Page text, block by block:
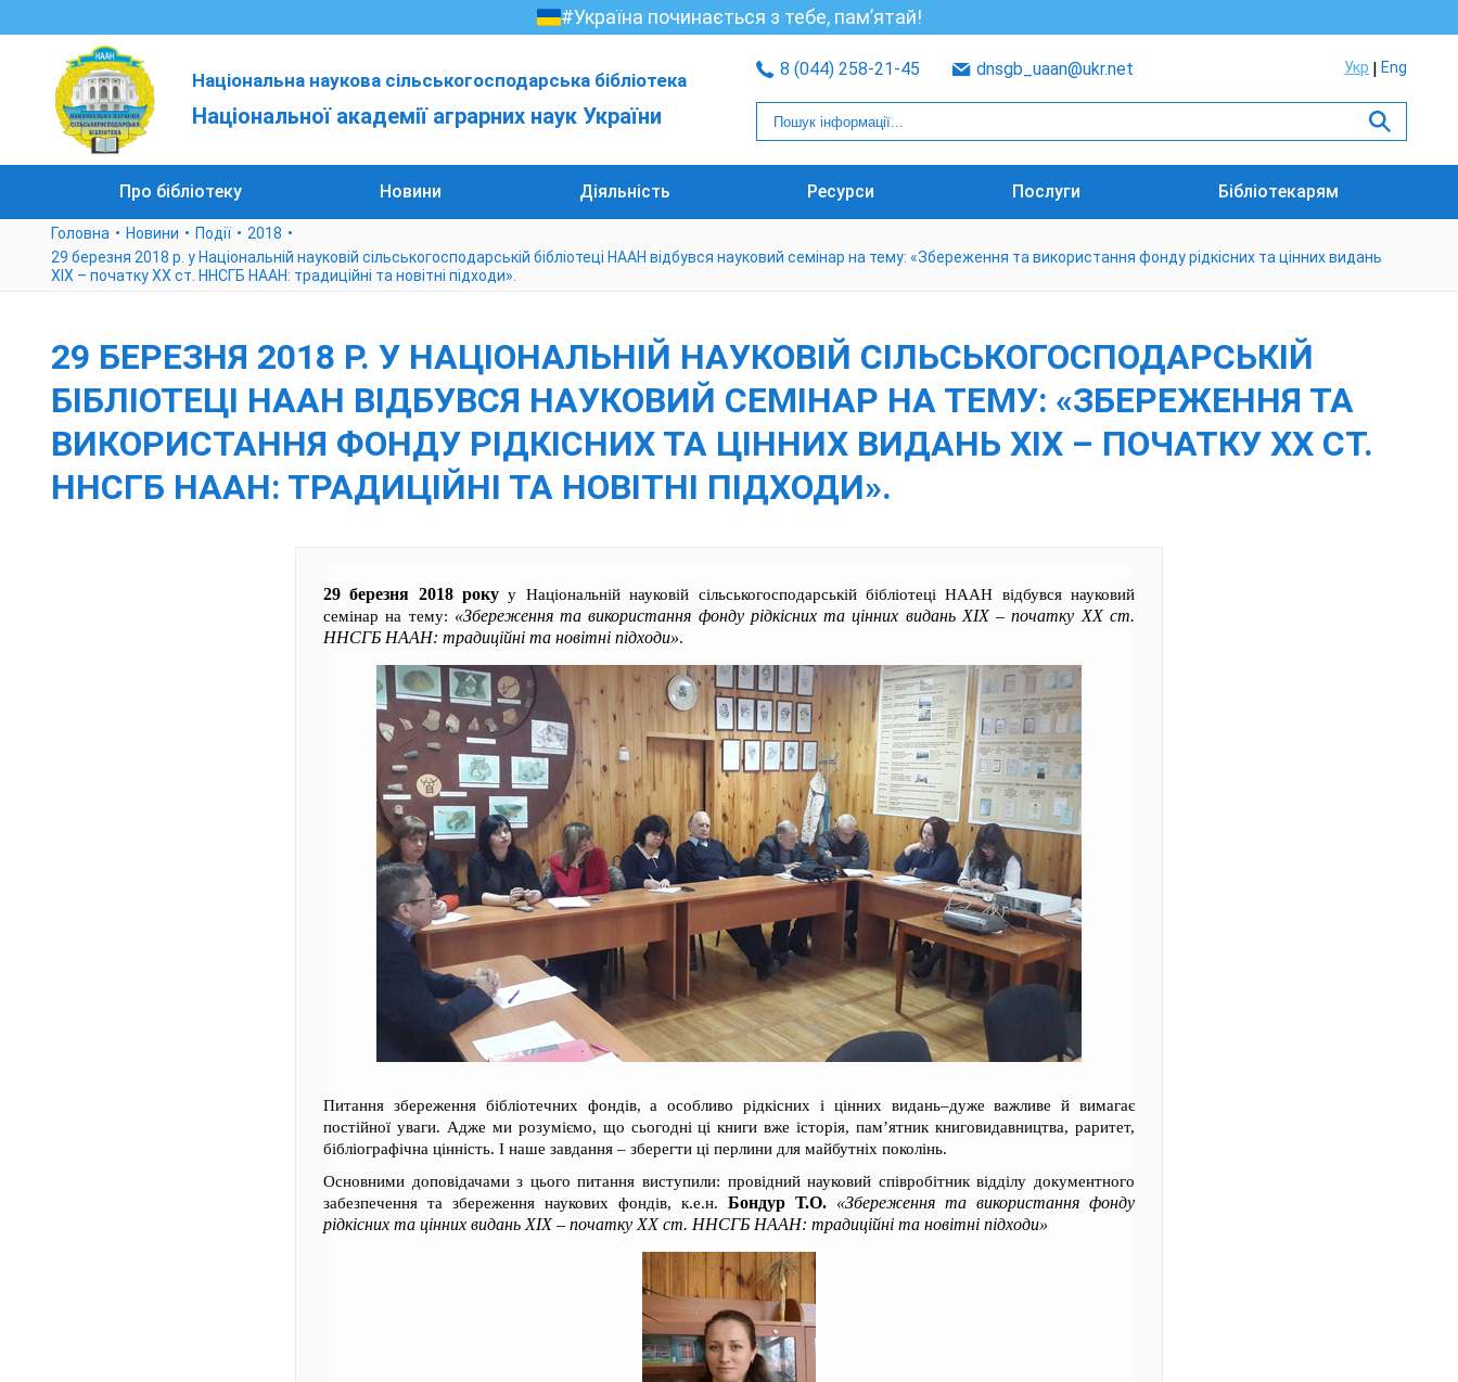
#Україна починається з тебе, пам’ятай!
Національна наукова сільськогосподарська бібліотека
Національної академії аграрних наук України
8 (044) 258-21-45 dnsgb_uaan@ukr.net Укр Eng
Про бібліотеку Новини Діяльність Ресурси Послуги Бібліотекарям
Головна Новини Події
2018
29 березня 2018 р. у Національній науковій сільськогосподарській бібліотеці НААН відбувся науковий семінар на тему: «Збереження та використання фонду рідкісних та цінних видань
ХІХ – початку ХХ ст. ННСГБ НААН: традиційні та новітні підходи».
29 БЕРЕЗНЯ 2018 Р. У НАЦІОНАЛЬНІЙ НАУКОВІЙ СІЛЬСЬКОГОСПОДАРСЬКІЙ
БІБЛІОТЕЦІ НААН ВІДБУВСЯ НАУКОВИЙ СЕМІНАР НА ТЕМУ: «ЗБЕРЕЖЕННЯ ТА
ВИКОРИСТАННЯ ФОНДУ РІДКІСНИХ ТА ЦІННИХ ВИДАНЬ ХІХ – ПОЧАТКУ ХХ СТ.
ННСГБ НААН: ТРАДИЦІЙНІ ТА НОВІТНІ ПІДХОДИ».
29 березня 2018 року у Національній науковій сільськогосподарській бібліотеці НААН відбувся науковий
семінар на тему: «Збереження та використання фонду рідкісних та цінних видань ХІХ – початку ХХ ст.
ННСГБ НААН: традиційні та новітні підходи».
Питання збереження бібліотечних фондів, а особливо рідкісних і цінних видань–дуже важливе й вимагає
постійної уваги. Адже ми розуміємо, що сьогодні ці книги вже історія, пам’ятник книговидавництва, раритет,
бібліографічна цінність. І наше завдання – зберегти ці перлини для майбутніх поколінь.
Основними доповідачами з цього питання виступили: провідний науковий співробітник відділу документного
забезпечення та збереження наукових фондів, к.е.н. Бондур Т.О. «Збереження та використання фонду
рідкісних та цінних видань ХІХ – початку ХХ ст. ННСГБ НААН: традиційні та новітні підходи»